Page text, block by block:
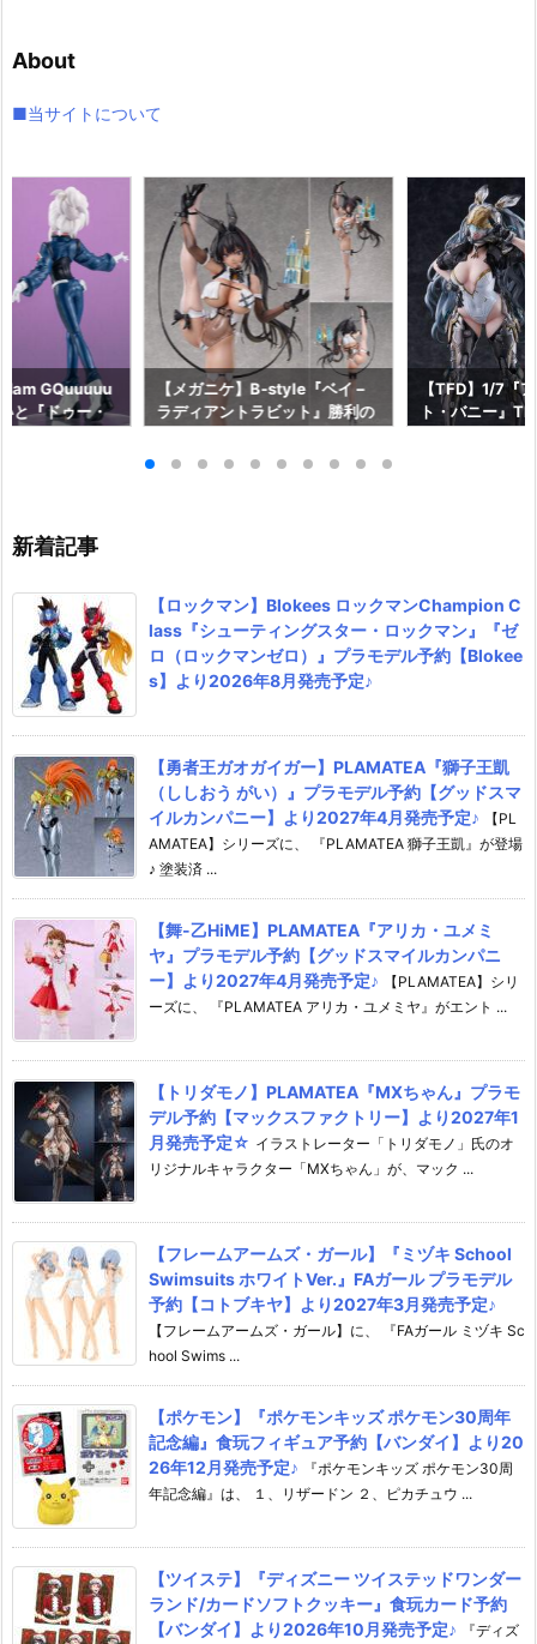
ブ
About
■当サイトについて
GQuuuuu
と『ドゥー・
【メガニケ】B-style『ベイ –
ラディアントラビット』勝利の
約【フリーイング】より2026
【TFD】1/7『
ト・バニー』
新着記事
【ロックマン】Blokees ロックマンChampion C
lass『シューティングスター・ロックマン』『ゼ
ロ（ロックマンゼロ）』プラモデル予約【Blokee
s】より2026年8月発売予定♪
【勇者王ガオガイガー】PLAMATEA『獅子王凱
（ししおう がい）』プラモデル予約【グッドスマ
イルカンパニー】より2027年4月発売予定♪
【PL
AMATEA】シリーズに、 『PLAMATEA 獅子王凱』が登場
♪ 塗装済 ...
【舞-乙HiME】PLAMATEA『アリカ・ユメミ
ヤ』プラモデル予約【グッドスマイルカンパニ
ー】より2027年4月発売予定♪
【PLAMATEA】シリ
ーズに、 『PLAMATEA アリカ・ユメミヤ』がエント ...
【トリダモノ】PLAMATEA『MXちゃん』プラモ
デル予約【マックスファクトリー】より2027年1
月発売予定☆ イラストレーター「トリダモノ」氏のオ
リジナルキャラクター「MXちゃん」が、マック ...
【フレームアームズ・ガール】『ミヅキ School
Swimsuits ホワイトVer.』FAガール プラモデル
予約【コトブキヤ】より2027年3月発売予定♪
【フレームアームズ・ガール】に、 『FAガール ミヅキ Sc
hool Swims ...
【ポケモン】『ポケモンキッズ ポケモン30周年
記念編』食玩フィギュア予約【バンダイ】より20
26年12月発売予定♪
『ポケモンキッズ ポケモン30周
年記念編』は、 １、リザードン ２、ピカチュウ ...
【ツイステ】『ディズニー ツイステッドワンダー
ランド/カードソフトクッキー』食玩カード予約
【バンダイ】より2026年10月発売予定♪
『ディズ